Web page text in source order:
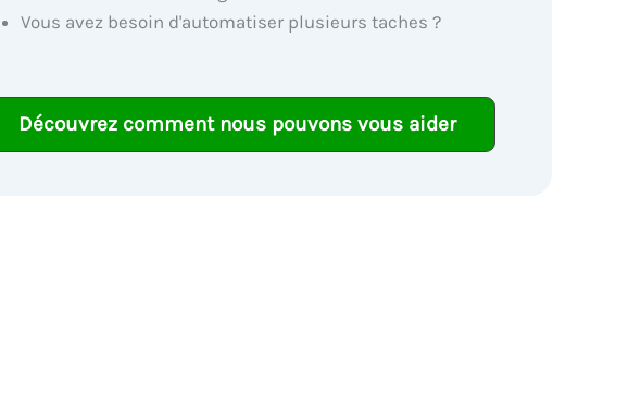
Vous avez besoin d'automatiser plusieurs taches ?
Découvrez comment nous pouvons vous aider